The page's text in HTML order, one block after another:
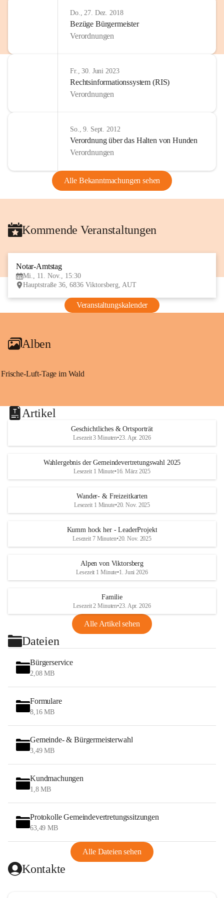
Do., 27. Dez. 2018
Bezüge Bürgermeister
Verordnungen
Fr., 30. Juni 2023
Rechtsinformationssystem (RIS)
Verordnungen
So., 9. Sept. 2012
Verordnung über das Halten von Hunden
Verordnungen
Alle Bekanntmachungen sehen
Kommende Veranstaltungen
Notar-Amtstag
Mi., 11. Nov., 15:30
Hauptstraße 36, 6836 Viktorsberg, AUT
Veranstaltungskalender
Alben
Frische-Luft-Tage im Wald
Artikel
Geschichtliches & Ortsporträt
Lesezeit 3 Minuten•23. Apr. 2026
Wahlergebnis der Gemeindevertretungswahl 2025
Lesezeit 1 Minute•16. März 2025
Wander- & Freizeitkarten
Lesezeit 1 Minute•20. Nov. 2025
Kumm hock her - LeaderProjekt
Lesezeit 7 Minuten•20. Nov. 2025
Alpen von Viktorsberg
Lesezeit 1 Minute•1. Juni 2026
Familie
Lesezeit 2 Minuten•23. Apr. 2026
Alle Artikel sehen
Dateien
Bürgerservice
2,08 MB
Formulare
8,16 MB
Gemeinde- & Bürgermeisterwahl
3,49 MB
Kundmachungen
1,8 MB
Protokolle Gemeindevertretungssitzungen
63,49 MB
Alle Dateien sehen
Kontakte